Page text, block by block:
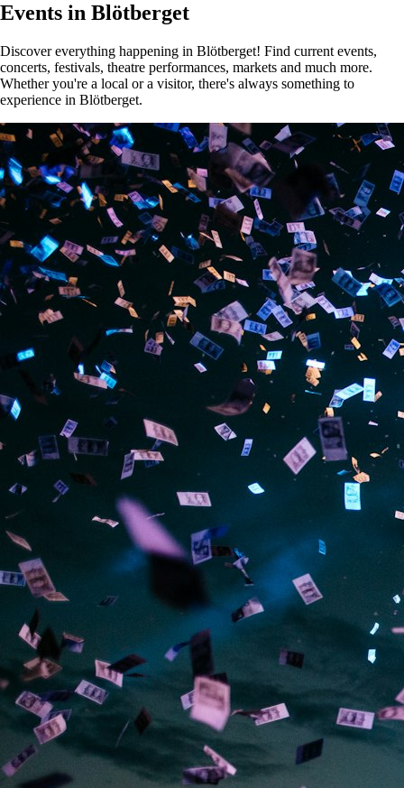
Events in Blötberget
Discover everything happening in Blötberget! Find current events,
concerts, festivals, theatre performances, markets and much more.
Whether you're a local or a visitor, there's always something to
experience in Blötberget.